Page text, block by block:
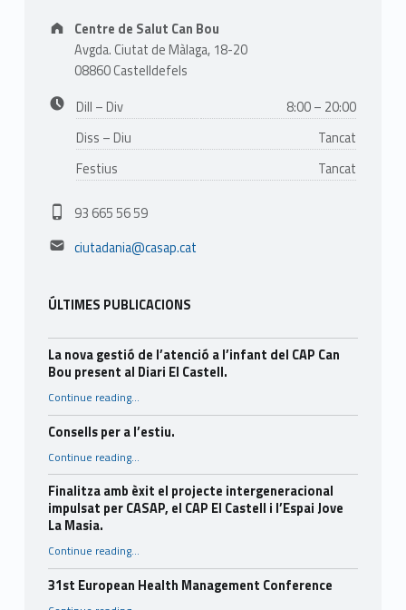
Address:
Centre de Salut Can Bou
Avgda. Ciutat de Màlaga, 18-20
08860 Castelldefels
Business hours:
Dill – Div
8:00 – 20:00
Diss – Diu
Tancat
Festius
Tancat
Phone number:
93 665 56 59
Email address:
ciutadania@casap.cat
ÚLTIMES PUBLICACIONS
La nova gestió de l’atenció a l’infant del CAP Can
Bou present al Diari El Castell.
Continue reading“La nova gestió de l’atenció a l’infant del CAP Can Bou present al Diari El Castell.”
…
Consells per a l’estiu.
Continue reading…
Finalitza amb èxit el projecte intergeneracional
impulsat per CASAP, el CAP El Castell i l’Espai Jove
La Masia.
Continue reading“Finalitza amb èxit el projecte intergeneracional impulsat per CASAP, el CAP El Castell i l’Espai Jove La Masia.”
…
31st European Health Management Conference
“31st European Health Management Conference”